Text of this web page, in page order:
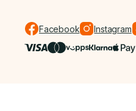
Facebook Instagram